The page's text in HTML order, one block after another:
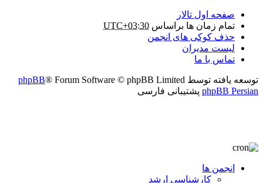
صفحه اول تالار
تمام زمان ها براساس UTC+03:30
حذف کوکی های انجمن
لیست مدیران
تماس با ما
توسعه یافته توسط phpBB® Forum Software © phpBB Limited
phpBB Persian پشتیبانی فارسی
انجمن ها
کارشناسی ارشد